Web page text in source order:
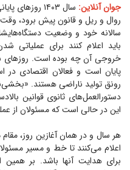
جوان آنلاین:
سال ۱۴۰۳
روال و ریل و قانون پیش برود،
سالانه خود و وضعیت
باید اعلام کنند برای عملیاتی
خروجی آن چه بوده است. روز‌های
پایان است و فعالان اقتصادی در
رونق تولید ناراضی هستند.
دستورالعمل‌های ثانوی قوانین
این در حالی است که مسئولان از
هر سال و در همان آغازین روز،
اعلام می‌کنند تا خط و مسیر